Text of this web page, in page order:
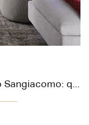
Clicca e scopri il modello Vision Lampo Sangiacomo: questo mobile per la TV in legno è tra le più belle soluzioni per il living.